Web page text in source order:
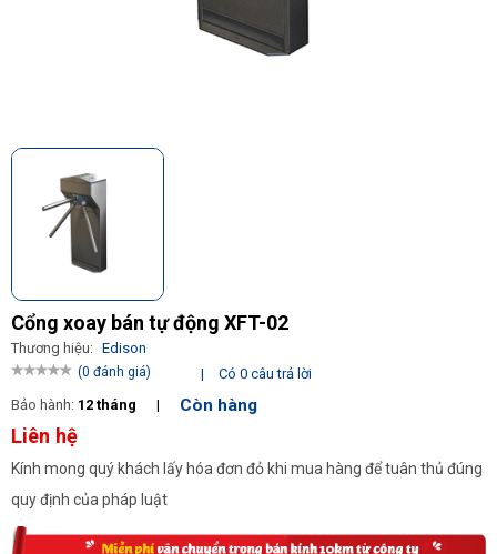
Cổng xoay bán tự động XFT-02
Thương hiệu: Edison
(0 đánh giá) |
Có 0 câu trả lời
Bảo hành: 12 tháng | Còn hàng
Liên hệ
Kính mong quý khách lấy hóa đơn đỏ khi mua hàng để tuân thủ đúng
quy định của pháp luật